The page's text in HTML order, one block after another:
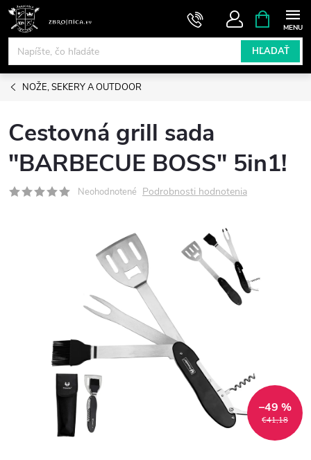
Prejsť
obsah
HĽADAŤ
KOŠÍK
NOŽE, SEKERY A OUTDOOR
Cestovná grill sada
"BARBECUE BOSS" 5in1!
Neohodnotené Podrobnosti hodnotenia
€41,18
–49 %